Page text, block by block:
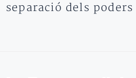
separació dels